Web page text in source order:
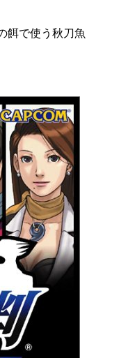
餌で使う秋刀魚